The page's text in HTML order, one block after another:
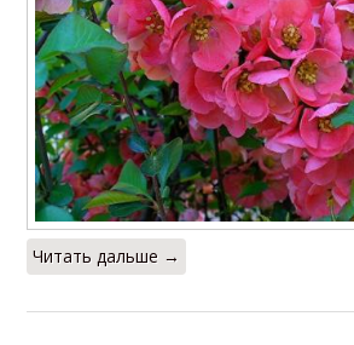
Читать дальше →